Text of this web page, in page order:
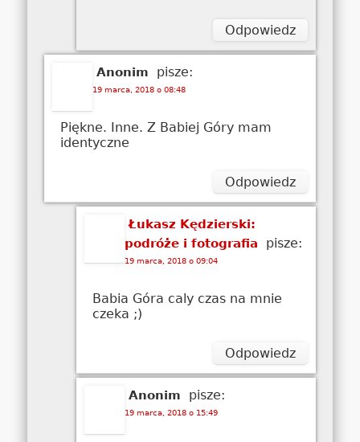
Odpowiedz
Anonim pisze:
19 marca, 2018 o 08:48
Piękne. Inne. Z Babiej Góry mam
identyczne
Odpowiedz
Łukasz Kędzierski:
podróże i fotografia
pisze:
19 marca, 2018 o 09:04
Babia Góra caly czas na mnie
czeka ;)
Odpowiedz
Anonim pisze:
19 marca, 2018 o 15:49